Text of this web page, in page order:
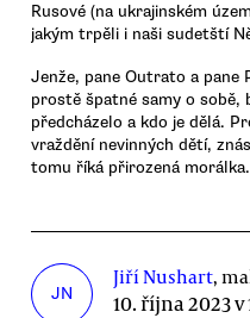
Rusové (na ukrajinském
jakým trpěli i naši sudetští
Jenže, pane Outrato a pane
prostě špatné samy o sobě,
předcházelo a kdo je dělá.
vraždění nevinných dětí,
tomu říká přirozená morálka.
JN
Jiří Nushart,
10. října 2023 v